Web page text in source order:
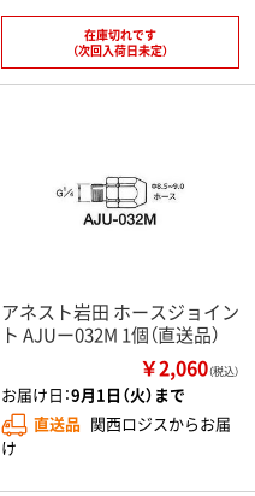
在庫切れです
（次回入荷日未定）
アネスト岩田 ホースジョイン
ト AJUー032M 1個（直送品）
￥2,060（税込）
お届け日：9月1日（火）まで
直送品 関西ロジスからお届
け